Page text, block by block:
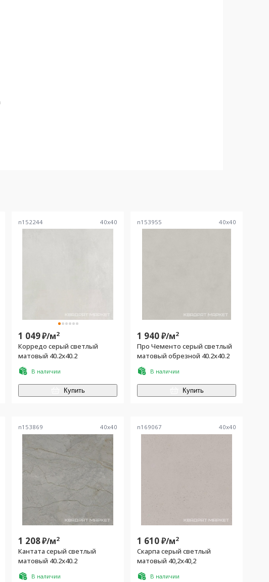
n152244 40x40
1 049₽/м2
Корредо серый светлый
матовый 40.2x40.2
В наличии
Купить
n153955 40x40
1 940₽/м2
Про Чементо серый светлый
матовый обрезной 40.2x40.2
В наличии
Купить
n153869 40x40
1 208₽/м2
Кантата серый светлый
матовый 40.2x40.2
В наличии
n169067 40x40
1 610₽/м2
Скарпа серый светлый
матовый 40,2x40,2
В наличии